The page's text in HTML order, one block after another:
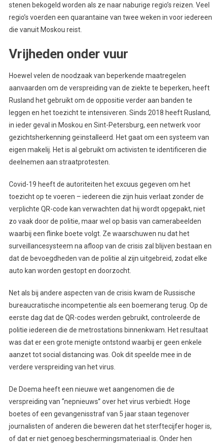
stenen bekogeld worden als ze naar naburige regio’s reizen. Veel
regio’s voerden een quarantaine van twee weken in voor iedereen
die vanuit Moskou reist.
Vrijheden onder vuur
Hoewel velen de noodzaak van beperkende maatregelen
aanvaarden om de verspreiding van de ziekte te beperken, heeft
Rusland het gebruikt om de oppositie verder aan banden te
leggen en het toezicht te intensiveren. Sinds 2018 heeft Rusland,
in ieder geval in Moskou en Sint-Petersburg, een netwerk voor
gezichtsherkenning geïnstalleerd. Het gaat om een systeem van
eigen makelij. Het is al gebruikt om activisten te identificeren die
deelnemen aan straatprotesten.
Covid-19 heeft de autoriteiten het excuus gegeven om het
toezicht op te voeren – iedereen die zijn huis verlaat zonder de
verplichte QR-code kan verwachten dat hij wordt opgepakt, niet
zo vaak door de politie, maar wel op basis van camerabeelden
waarbij een flinke boete volgt. Ze waarschuwen nu dat het
surveillancesysteem na afloop van de crisis zal blijven bestaan en
dat de bevoegdheden van de politie al zijn uitgebreid, zodat elke
auto kan worden gestopt en doorzocht.
Net als bij andere aspecten van de crisis kwam de Russische
bureaucratische incompetentie als een boemerang terug. Op de
eerste dag dat de QR-codes werden gebruikt, controleerde de
politie iedereen die de metrostations binnenkwam. Het resultaat
was dat er een grote menigte ontstond waarbij er geen enkele
aanzet tot social distancing was. Ook dit speelde mee in de
verdere verspreiding van het virus.
De Doema heeft een nieuwe wet aangenomen die de
verspreiding van “nepnieuws” over het virus verbiedt. Hoge
boetes of een gevangenisstraf van 5 jaar staan tegenover
journalisten of anderen die beweren dat het sterftecijfer hoger is,
of dat er niet genoeg beschermingsmateriaal is. Onder hen